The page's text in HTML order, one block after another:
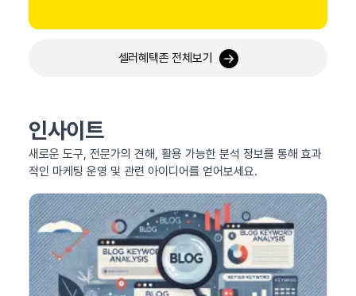
셀러혜택존 전체보기
인사이트
새로운 도구, 전문가의 견해, 활용 가능한 분석 정보를 통해 효과
적인 마케팅 운영 및 관련 아이디어를 얻어보세요.